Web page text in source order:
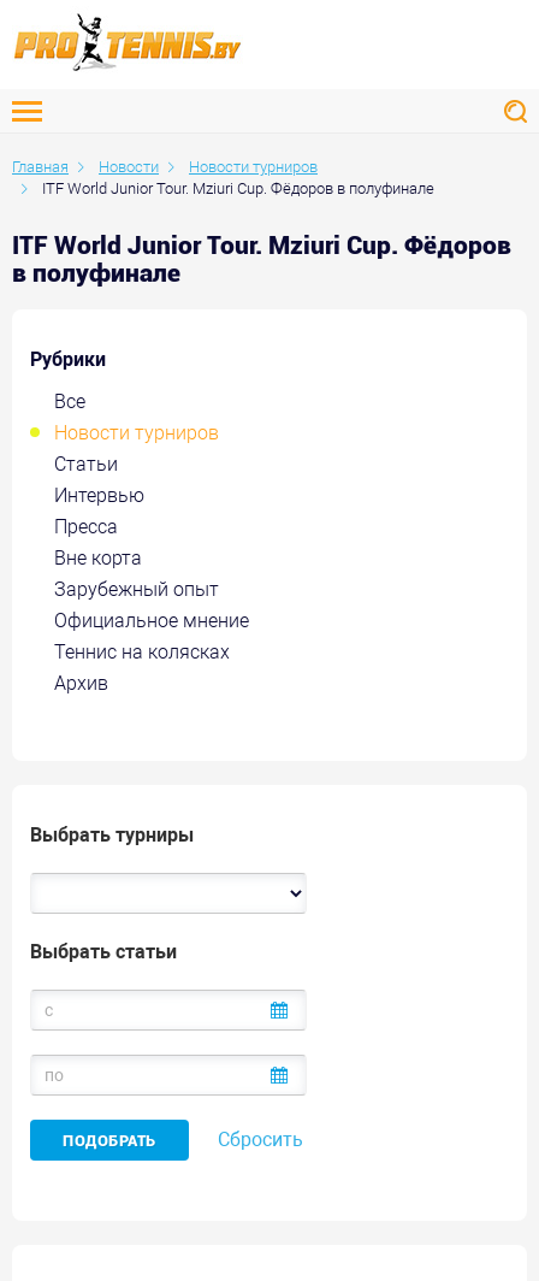
Главная Новости
Новости турниров
ITF World Junior Tour. Mziuri Cup. Фёдоров в полуфинале
ITF World Junior Tour. Mziuri Cup. Фёдоров
в полуфинале
Рубрики
Все
Новости турниров
Статьи
Интервью
Пресса
Вне корта
Зарубежный опыт
Официальное мнение
Теннис на колясках
Архив
Выбрать турниры
Выбрать статьи
Сбросить